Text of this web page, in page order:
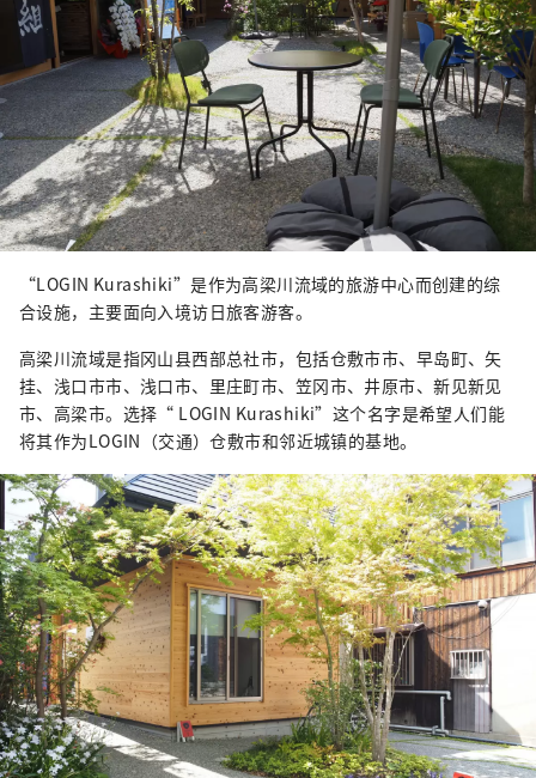
“LOGIN Kurashiki”是作为高梁川流域的旅游中心而创建的综
合设施，主要面向入境访日旅客游客。
高梁川流域是指冈山县西部总社市，包括仓敷市市、早岛町、矢
挂、浅口市市、浅口市、里庄町市、笠冈市、井原市、新见新见
市、高梁市。选择“ LOGIN Kurashiki”这个名字是希望人们能
将其作为LOGIN（交通）仓敷市和邻近城镇的基地。